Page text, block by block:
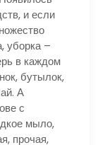
и если
уборка –
в каждом
бутылок,
А
с
мыло,
прочая,